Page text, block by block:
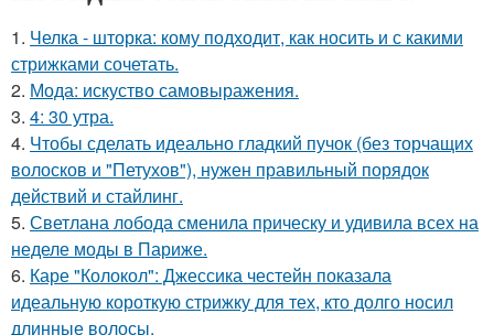
1. Челка - шторка: кому подходит, как носить и с какими
стрижками сочетать.
2. Мода: искуство самовыражения.
3. 4: 30 утра.
4. Чтобы сделать идеально гладкий пучок (без торчащих
волосков и "Петухов"), нужен правильный порядок
действий и стайлинг.
5. Светлана лобода сменила прическу и удивила всех на
неделе моды в Париже.
6. Каре "Колокол": Джессика честейн показала
идеальную короткую стрижку для тех, кто долго носил
длинные волосы.